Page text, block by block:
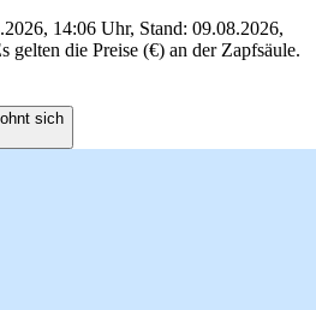
14:06 Uhr, Stand: 09.08.2026,
gelten die Preise (€) an der Zapfsäule.
sich